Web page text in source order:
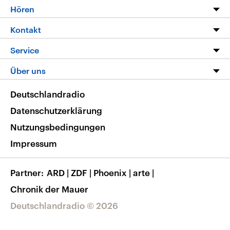
Programm
Die Nachrichten
Nachrichtenleicht
Neue Beiträge auf dlf.de
Hören
Livestream
Podcasts
Deutschlandfunk App
Nachrichten App
Frequenzen
Kontakt
Hörerservice
Service
FAQ
Veranstaltungen
Musikliste
RSS
Über uns
Barrierefreiheit
Deutschlandradio © 2026
Deutschlandradio
Datenschutzerklärung
Nutzungsbedingungen
Impressum
Partner ARD | ZDF | Phoenix | arte |
Chronik der Mauer